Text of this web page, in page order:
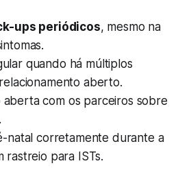
ups periódicos, mesmo na
quando há múltiplos
aberto.
aberta com os parceiros sobre
natal corretamente durante a
rastreio para ISTs.